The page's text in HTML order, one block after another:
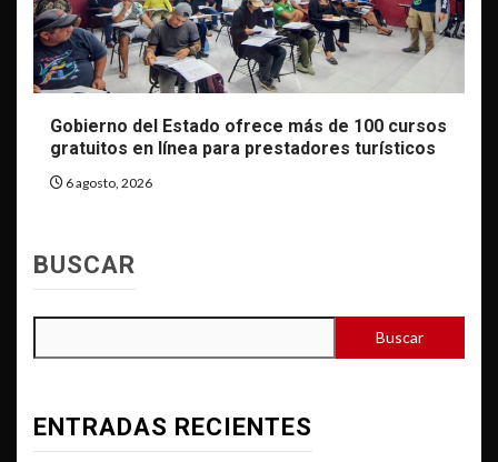
Gobierno del Estado ofrece más de 100 cursos
gratuitos en línea para prestadores turísticos
6 agosto, 2026
BUSCAR
Buscar
ENTRADAS RECIENTES